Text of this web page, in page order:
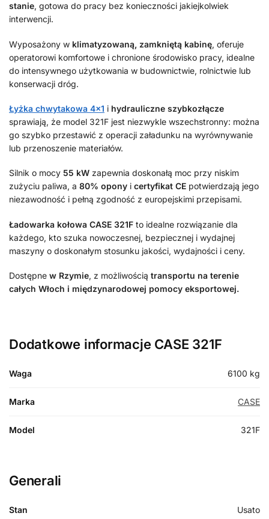
stanie, gotowa do pracy bez konieczności jakiejkolwiek
interwencji.
Wyposażony w klimatyzowaną, zamkniętą kabinę, oferuje
operatorowi komfortowe i chronione środowisko pracy, idealne
do intensywnego użytkowania w budownictwie, rolnictwie lub
konserwacji dróg.
Łyżka chwytakowa 4×1 i hydrauliczne szybkozłącze
sprawiają, że model 321F jest niezwykle wszechstronny: można
go szybko przestawić z operacji załadunku na wyrównywanie
lub przenoszenie materiałów.
Silnik o mocy 55 kW zapewnia doskonałą moc przy niskim
zużyciu paliwa, a 80% opony i certyfikat CE potwierdzają jego
niezawodność i pełną zgodność z europejskimi przepisami.
Ładowarka kołowa CASE 321F to idealne rozwiązanie dla
każdego, kto szuka nowoczesnej, bezpiecznej i wydajnej
maszyny o doskonałym stosunku jakości, wydajności i ceny.
Dostępne w Rzymie, z możliwością transportu na terenie
całych Włoch i międzynarodowej pomocy eksportowej.
Dodatkowe informacje CASE 321F
Waga 6100 kg
Marka CASE
Model 321F
Generali
Stan Usato